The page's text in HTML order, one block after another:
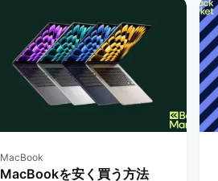
MacBook
MacBookを安く買う方法